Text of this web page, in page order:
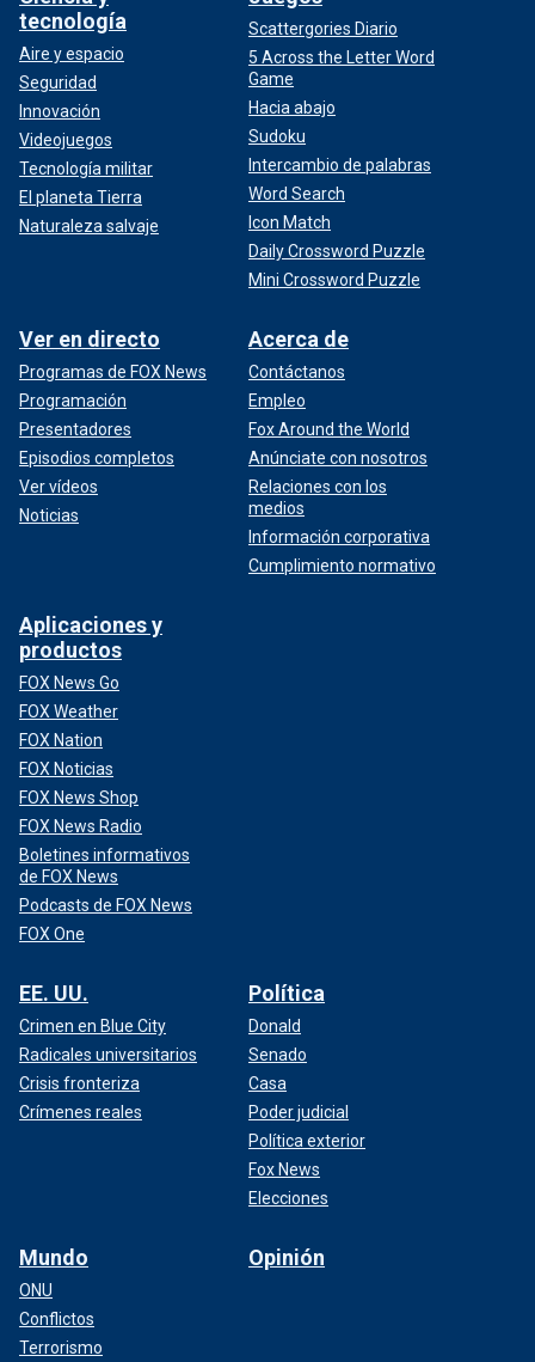
tecnología
Aire y espacio
Seguridad
Innovación
Videojuegos
Tecnología militar
El planeta Tierra
Naturaleza salvaje
Scattergories Diario
5 Across the Letter Word
Game
Hacia abajo
Sudoku
Intercambio de palabras
Word Search
Icon Match
Daily Crossword Puzzle
Mini Crossword Puzzle
Ver en directo
Programas de FOX News
Programación
Presentadores
Episodios completos
Ver vídeos
Noticias
Acerca de
Contáctanos
Empleo
Fox Around the World
Anúnciate con nosotros
Relaciones con los
medios
Información corporativa
Cumplimiento normativo
Aplicaciones y
productos
FOX News Go
FOX Weather
FOX Nation
FOX Noticias
FOX News Shop
FOX News Radio
Boletines informativos
de FOX News
Podcasts de FOX News
FOX One
EE. UU.
Crimen en Blue City
Radicales universitarios
Crisis fronteriza
Crímenes reales
Política
Donald
Senado
Casa
Poder judicial
Política exterior
Fox News
Elecciones
Mundo
ONU
Conflictos
Terrorismo
Opinión